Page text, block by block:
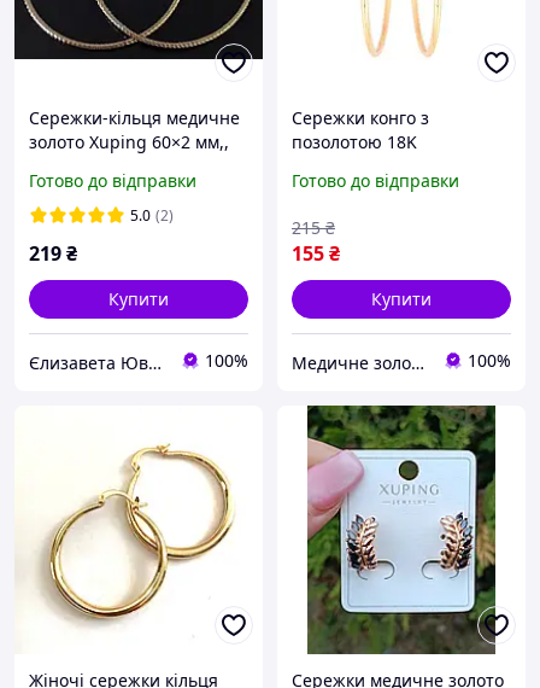
Сережки-кільця медичне
золото Xuping 60×2 мм,,
конго, не бояться вологи
Готово до відправки
5.0 (2)
219₴
Купити
Єлизавета Ювелірна біжутерія 100%
Сережки конго з
позолотою 18K
візерунок» ø 5.5 см, ТМ
Готово до відправки
155₴
215 ₴
Купити
Медичне золото XP│RV 100%
Жіночі сережки кільця
Сережки медичне золото